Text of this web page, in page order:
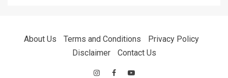
About Us Terms and Conditions
Privacy Policy
Disclaimer
Contact Us